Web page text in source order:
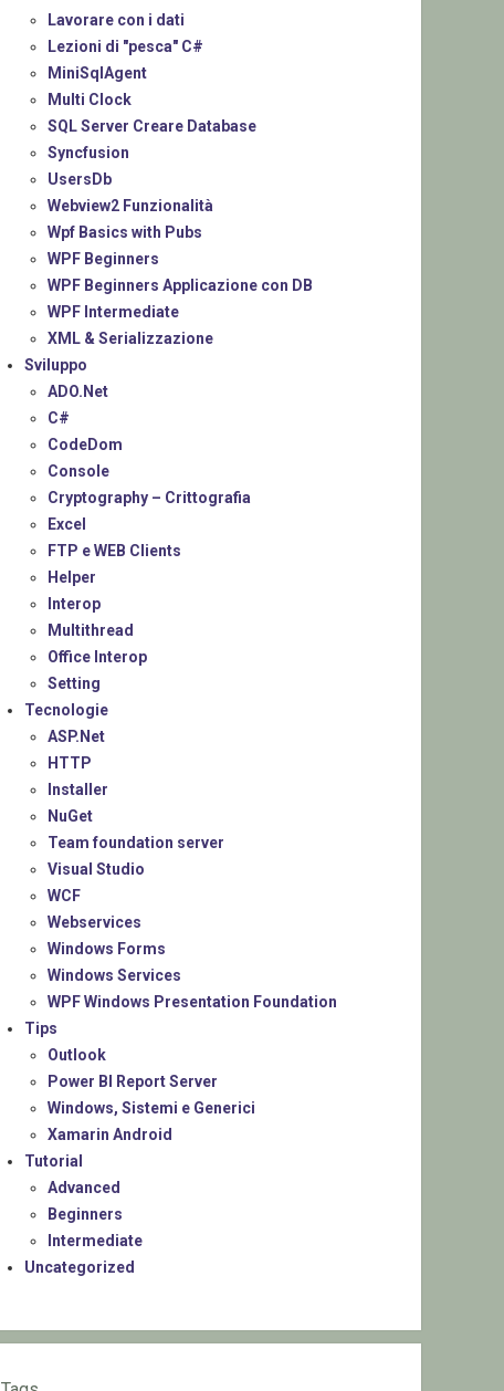
Lavorare con i dati
Lezioni di "pesca" C#
MiniSqlAgent
Multi Clock
SQL Server Creare Database
Syncfusion
UsersDb
Webview2 Funzionalità
Wpf Basics with Pubs
WPF Beginners
WPF Beginners Applicazione con DB
WPF Intermediate
XML & Serializzazione
Sviluppo
ADO.Net
C#
CodeDom
Console
Cryptography – Crittografia
Excel
FTP e WEB Clients
Helper
Interop
Multithread
Office Interop
Setting
Tecnologie
ASP.Net
HTTP
Installer
NuGet
Team foundation server
Visual Studio
WCF
Webservices
Windows Forms
Windows Services
WPF Windows Presentation Foundation
Tips
Outlook
Power BI Report Server
Windows, Sistemi e Generici
Xamarin Android
Tutorial
Advanced
Beginners
Intermediate
Uncategorized